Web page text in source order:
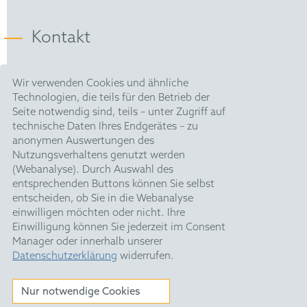
Wir verwenden Cookies und ähnliche
Technologien, die teils für den Betrieb der
Seite notwendig sind, teils – unter Zugriff auf
technische Daten Ihres Endgerätes – zu
anonymen Auswertungen des
Nutzungsverhaltens genutzt werden
(Webanalyse). Durch Auswahl des
entsprechenden Buttons können Sie selbst
entscheiden, ob Sie in die Webanalyse
einwilligen möchten oder nicht. Ihre
Einwilligung können Sie jederzeit im Consent
Manager oder innerhalb unserer
Datenschutzerklärung widerrufen.
Nur notwendige Cookies
Im Mai 2024 war David leitender Anwalt bei der
Sache verhandelt wurde.
Im Dezember 2024 war David federführend an der
Verhandlung des ersten Falles beteiligt, der vor der
nordisch-baltischen Regionalkammer des
Einheitlichen Patentgerichts in Stockholm in der
Sache verhandelt wurde. In dieser Verhandlung
wurden zum ersten Mal Sachverständige vor einem
UPC-Gericht angehört.
Kontakt
HOFFMANN EITLE |
Patent- und Rechtsanwälte PartmbB
Arabellastraße 30 |
81925 München
T +49 89 924090|
F +49 89 918356
pm@hoffmanneitle.com
Impressum
Datenschutz
HE Quarterly